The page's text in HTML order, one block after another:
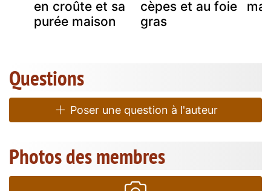
en croûte et sa
purée maison
cèpes et au foie
gras
Questions
Poser une question à l'auteur
Photos des membres